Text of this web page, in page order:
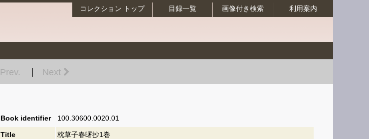
利用案内
画像付き検索
目録一覧
コレクション トップ
Prev. Next
Book identifier 100.30600.0020.01
Title 枕草子春曙抄1巻